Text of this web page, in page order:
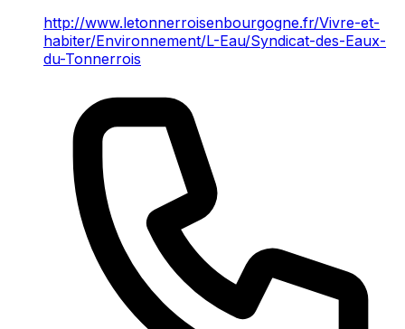
http://www.letonnerroisenbourgogne.fr/Vivre-et-
habiter/Environnement/L-Eau/Syndicat-des-Eaux-
du-Tonnerrois